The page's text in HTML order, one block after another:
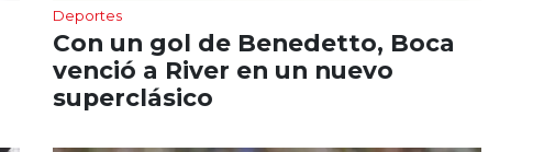
Deportes
Con un gol de Benedetto, Boca
venció a River en un nuevo
superclásico